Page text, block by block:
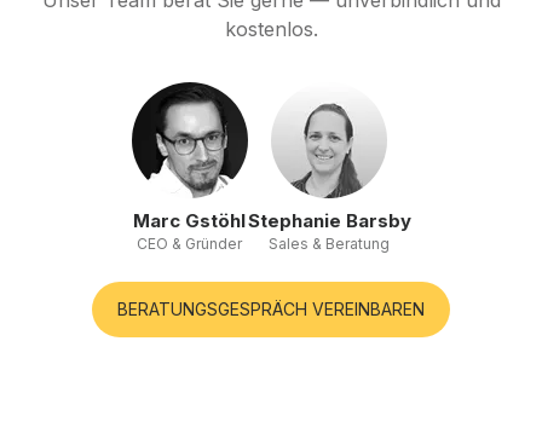
kostenlos.
Marc Gstöhl
CEO & Gründer
Stephanie Barsby
Sales & Beratung
BERATUNGSGESPRÄCH VEREINBAREN